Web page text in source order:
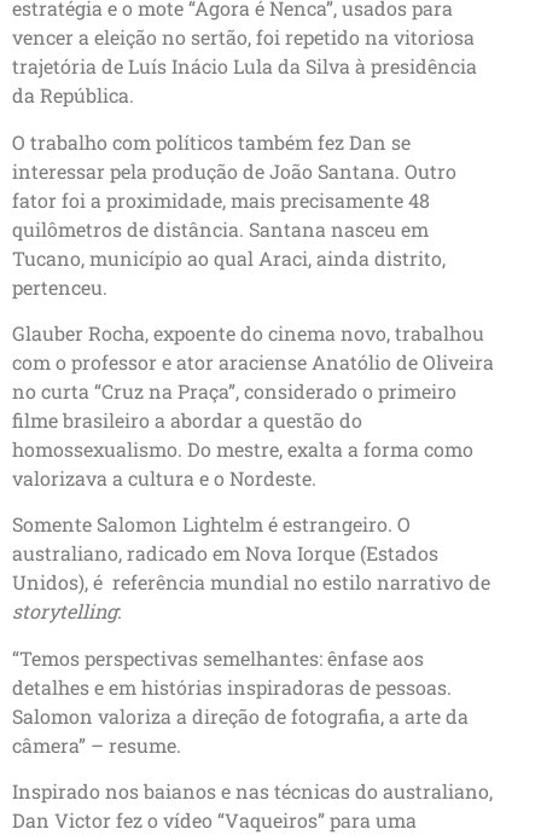
estratégia e o mote “Agora é Nenca”, usados para
vencer a eleição no sertão, foi repetido na vitoriosa
trajetória de Luís Inácio Lula da Silva à presidência
da República.
O trabalho com políticos também fez Dan se
interessar pela produção de João Santana. Outro
fator foi a proximidade, mais precisamente 48
quilômetros de distância. Santana nasceu em
Tucano, município ao qual Araci, ainda distrito,
pertenceu.
Glauber Rocha, expoente do cinema novo, trabalhou
com o professor e ator araciense Anatólio de Oliveira
no curta “Cruz na Praça”, considerado o primeiro
filme brasileiro a abordar a questão do
homossexualismo. Do mestre, exalta a forma como
valorizava a cultura e o Nordeste.
Somente Salomon Lightelm é estrangeiro. O
australiano, radicado em Nova Iorque (Estados
Unidos), é referência mundial no estilo narrativo de
storytelling:
“Temos perspectivas semelhantes: ênfase aos
detalhes e em histórias inspiradoras de pessoas.
Salomon valoriza a direção de fotografia, a arte da
câmera” – resume.
Inspirado nos baianos e nas técnicas do australiano,
Dan Victor fez o vídeo “Vaqueiros” para uma